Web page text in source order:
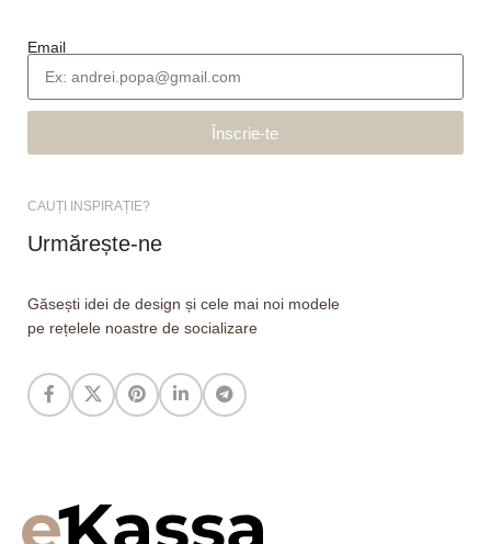
Email
Înscrie-te
CAUȚI INSPIRAȚIE?
Urmărește-ne
Găsești idei de design și cele mai noi modele
pe rețelele noastre de socializare